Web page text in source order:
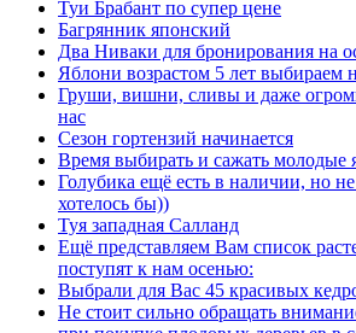
Туи Брабант по супер цене
Багрянник японский
Два Ниваки для бронирования на
Яблони возрастом 5 лет выбираем
Груши, вишни, сливы и даже
нас
Сезон гортензий начинается
Время выбирать и сажать молодые
Голубика ещё есть в наличии, но
хотелось бы))
Туя западная Салланд
Ещё представляем Вам список
поступят к нам осенью:
Выбрали для Вас 45 красивых
Не стоит сильно обращать